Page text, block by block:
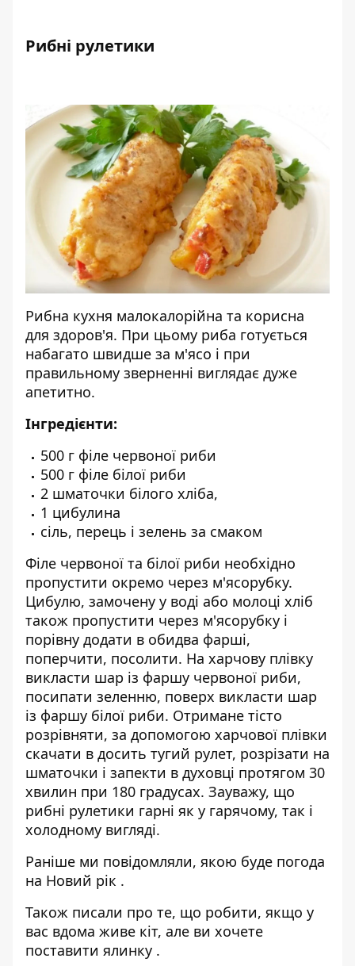
Рибні рулетики
Рибна кухня малокалорійна та корисна
для здоров'я. При цьому риба готується
набагато швидше за м'ясо і при
правильному зверненні виглядає дуже
апетитно.
Інгредієнти:
500 г філе червоної риби
500 г філе білої риби
2 шматочки білого хліба,
1 цибулина
сіль, перець і зелень за смаком
Філе червоної та білої риби необхідно
пропустити окремо через м'ясорубку.
Цибулю, замочену у воді або молоці хліб
також пропустити через м'ясорубку і
порівну додати в обидва фарші,
поперчити, посолити. На харчову плівку
викласти шар із фаршу червоної риби,
посипати зеленню, поверх викласти шар
із фаршу білої риби. Отримане тісто
розрівняти, за допомогою харчової плівки
скачати в досить тугий рулет, розрізати на
шматочки і запекти в духовці протягом 30
хвилин при 180 градусах. Зауважу, що
рибні рулетики гарні як у гарячому, так і
холодному вигляді.
Раніше ми повідомляли, якою буде погода
на Новий рік .
Також писали про те, що робити, якщо у
вас вдома живе кіт, але ви хочете
поставити ялинку .